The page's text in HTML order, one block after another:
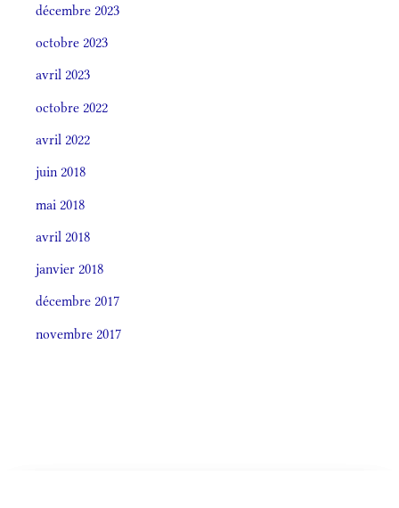
décembre 2023
octobre 2023
avril 2023
octobre 2022
avril 2022
juin 2018
mai 2018
avril 2018
janvier 2018
décembre 2017
novembre 2017